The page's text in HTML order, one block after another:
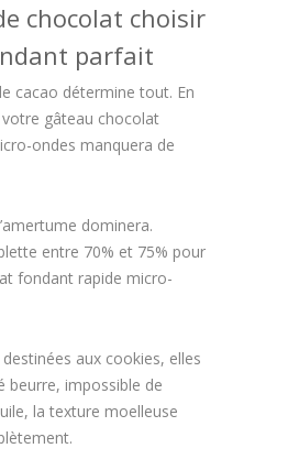
chocolat choisir
parfait
cacao détermine tout. En
gâteau chocolat
ondes manquera de
dominera.
entre 70% et 75% pour
fondant rapide micro-
aux cookies, elles
beurre, impossible de
la texture moelleuse